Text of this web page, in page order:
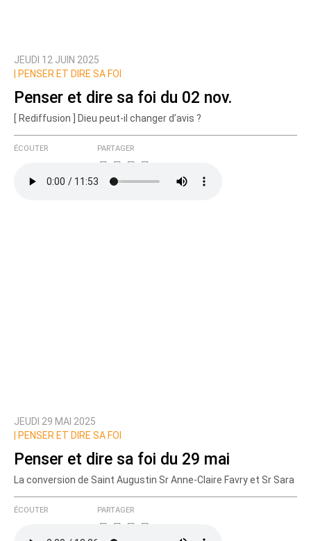
JEUDI 12 JUIN 2025
PENSER ET DIRE SA FOI
Penser et dire sa foi du 02 nov.
[ Rediffusion ] Dieu peut-il changer d’avis ?
ÉCOUTER PARTAGER
JEUDI 29 MAI 2025
PENSER ET DIRE SA FOI
Penser et dire sa foi du 29 mai
La conversion de Saint Augustin Sr Anne-Claire Favry et Sr Sara
ÉCOUTER PARTAGER